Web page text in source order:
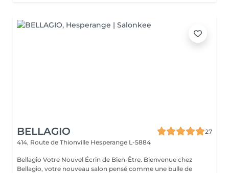
BELLAGIO
27
414, Route de Thionville Hesperange L-5884
Bellagio Votre Nouvel Écrin de Bien-Être. Bienvenue chez
Bellagio, votre nouveau salon pensé comme une bulle de